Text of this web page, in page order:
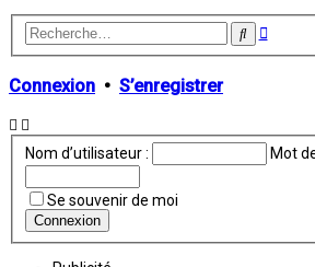
Rechercher
Connexion • S’enregistrer
Nom d’utilisateur : Mot
Se souvenir de moi